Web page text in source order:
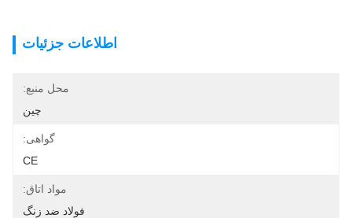
اطلاعات جزئیات
محل منبع:
چین
گواهی:
CE
مواد اتاق:
فولاد ضد زنگ